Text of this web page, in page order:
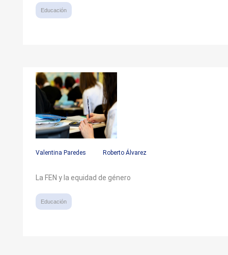
Educación
Valentina Paredes Roberto Álvarez
La FEN y la equidad de género
Educación